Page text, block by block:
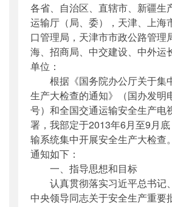
公开日期：2013年06月15日
主题词： 安全生产;检查工作;
交通
机构分类
安全与质量监督管理
主题分类
公文类型：部明电或部办公厅明电
各省、自治区、直辖市、新疆生
运输厅（局、委），天津、上海
口管理局，天津市市政公路管理
海、招商局、中交建设、中外运
单位：
根据《国务院办公厅关于集
生产大检查的通知》（国办发明
号）和全国交通运输安全生产电
署，我部定于2013年6月至9月
输系统集中开展安全生产大检查
通知如下：
一、指导思想和目标
认真贯彻落实习近平总书记
中央领导同志关于安全生产重要